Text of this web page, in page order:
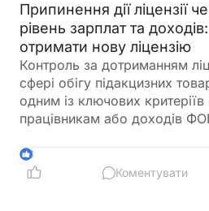
Припинення дії ліцензії
рівень зарплат та
отримати нову ліцензію
Контроль за дотриманням
сфері обігу підакцизних
одним із ключових критеріїв
працівникам або доходів
відповідають
підстави припинити дію
3
Коментувати